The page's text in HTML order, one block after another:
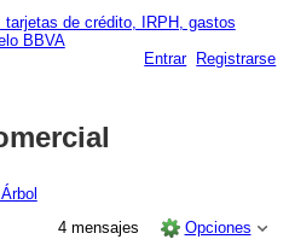
de crédito, IRPH, gastos
BBVA
Entrar
Registrarse
4 mensajes
Opciones